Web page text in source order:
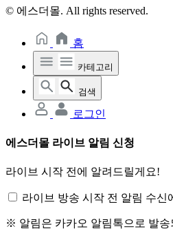
© 에스더몰. All rights reserved.
홈
카테고리
검색
로그인
에스더몰 라이브 알림 신청
라이브 시작 전에 알려드릴게요!
라이브 방송 시작 전 알림 수신
※ 알림은 카카오 알림톡으로 발